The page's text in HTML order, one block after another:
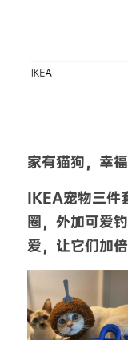
家有猫狗，幸福
IKEA宠物三件
圈，外加可爱
爱，让它们加倍